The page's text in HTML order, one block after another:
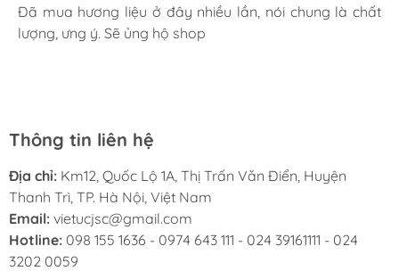
Mình rất ưng khi đến Việt Úc JSC. Ở đây có rất nhiều
mặt hàng phong phú, tha hồ lựa chọn. Nhân viên
Đã mua hương liệu ở đây nhiều lần, nói chung là chất
lượng, ưng ý. Sẽ ủng hộ shop
Đóng gói chắc chắn cẩn thận. Giao hàng nhanh chóng.
Hình ảnh sản phẩm chân thực giống mô tả. Đánh giá 5
Thông tin liên hệ
Địa chỉ: Km12, Quốc Lộ 1A, Thị Trấn Văn Điển, Huyện
Thanh Trì, TP. Hà Nội, Việt Nam
Email: vietucjsc@gmail.com
Hotline: 098 155 1636 - 0974 643 111 - 024 39161111 - 024
3202 0059